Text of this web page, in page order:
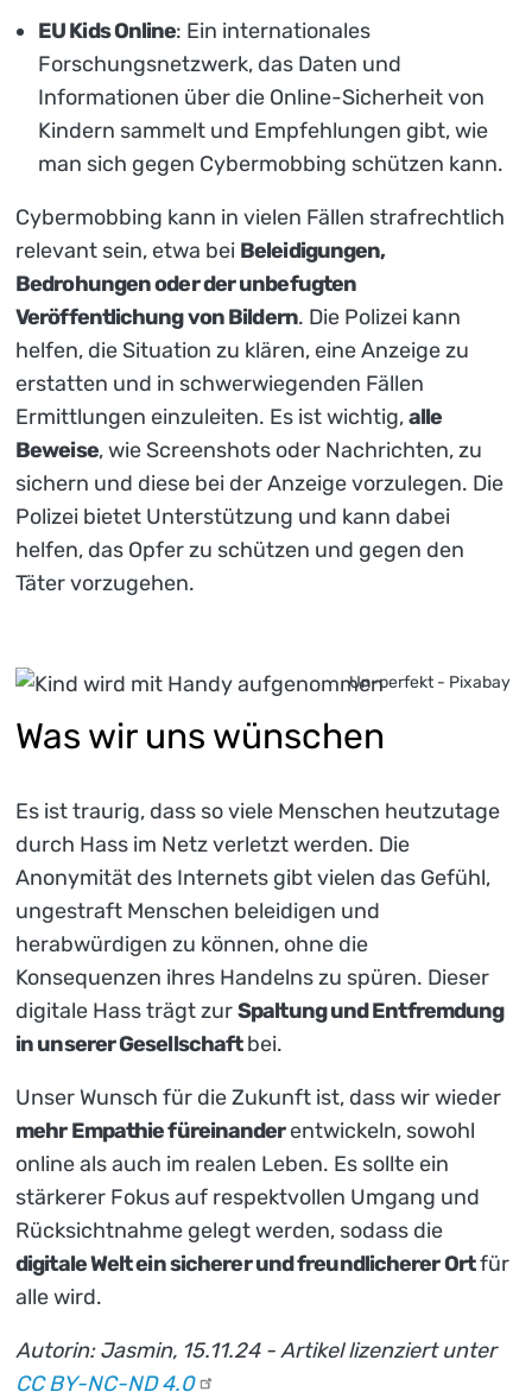
EU Kids Online: Ein internationales
Forschungsnetzwerk, das Daten und
Informationen über die Online-Sicherheit von
Kindern sammelt und Empfehlungen gibt, wie
man sich gegen Cybermobbing schützen kann.
Cybermobbing kann in vielen Fällen strafrechtlich
relevant sein, etwa bei Beleidigungen,
Bedrohungen oder der unbefugten
Veröffentlichung von Bildern. Die Polizei kann
helfen, die Situation zu klären, eine Anzeige zu
erstatten und in schwerwiegenden Fällen
Ermittlungen einzuleiten. Es ist wichtig,alle
Beweise, wie Screenshots oder Nachrichten, zu
sichern und diese bei der Anzeige vorzulegen. Die
Polizei bietet Unterstützung und kann dabei
helfen, das Opfer zu schützen und gegen den
Täter vorzugehen.
Un-perfekt - Pixabay
Was wir uns wünschen
Es ist traurig, dass so viele Menschen heutzutage
durch Hass im Netz verletzt werden. Die
Anonymität des Internets gibt vielen das Gefühl,
ungestraft Menschen beleidigen und
herabwürdigen zu können, ohne die
Konsequenzen ihres Handelns zu spüren. Dieser
digitale Hass trägt zurSpaltung und Entfremdung
in unserer Gesellschaftbei.
Unser Wunsch für die Zukunft ist, dass wir wieder
mehr Empathie füreinanderentwickeln, sowohl
online als auch im realen Leben. Es sollte ein
stärkerer Fokus auf respektvollen Umgang und
Rücksichtnahme gelegt werden, sodass die
digitale Welt ein sicherer und freundlicherer Ortfür
alle wird.
Autorin: Jasmin, 15.11.24 - Artikel lizenziert unter
CC BY-NC-ND4.0